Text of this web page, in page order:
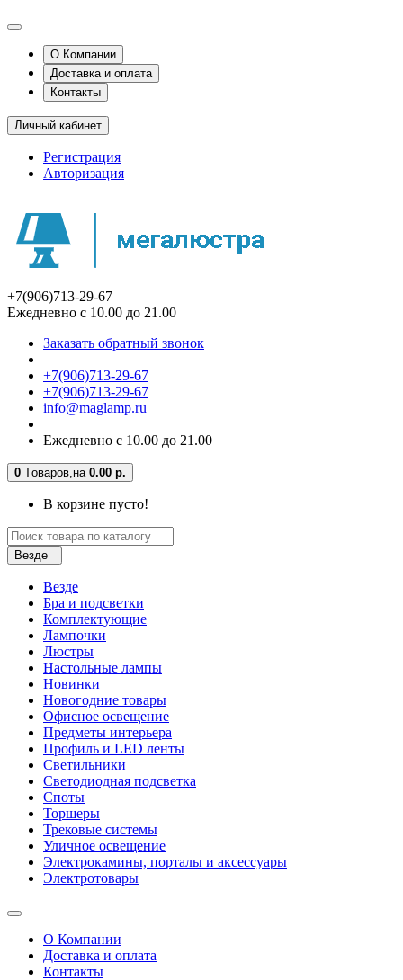
О Компании
Доставка и оплата
Контакты
Личный кабинет
Регистрация
Авторизация
+7(906)713-29-67
Ежедневно с 10.00 до 21.00
Заказать обратный звонок
+7(906)713-29-67
+7(906)713-29-67
info@maglamp.ru
Ежедневно с 10.00 до 21.00
0 Tоваров,на 0.00 р.
В корзине пусто!
Везде
Везде
Бра и подсветки
Комплектующие
Лампочки
Люстры
Настольные лампы
Новинки
Новогодние товары
Офисное освещение
Предметы интерьера
Профиль и LED ленты
Светильники
Светодиодная подсветка
Споты
Торшеры
Трековые системы
Уличное освещение
Электрокамины, порталы и аксессуары
Электротовары
О Компании
Доставка и оплата
Контакты